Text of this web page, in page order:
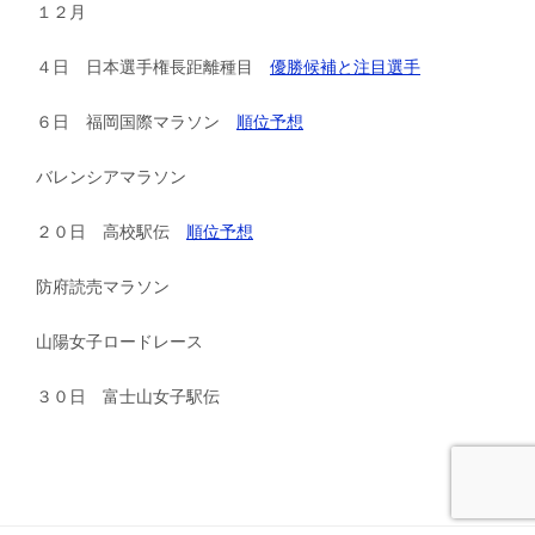
１２月
４日 日本選手権長距離種目 優勝候補と注目選手
６日 福岡国際マラソン 順位予想
バレンシアマラソン
２０日 高校駅伝 順位予想
防府読売マラソン
山陽女子ロードレース
３０日 富士山女子駅伝